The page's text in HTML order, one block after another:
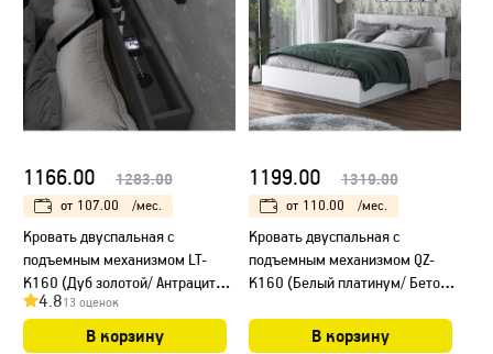
1166.00 1283.00
от 107.00 /мес.
Кровать двуспальная с
подъемным механизмом LT-
К160 (Дуб золотой/ Антрацит)
Ш1664 В927 Г2170
4.813 оценок
В корзину
1199.00 1319.00
от 110.00 /мес.
Кровать двуспальная с
подъемным механизмом QZ-
К160 (Белый платинум/ Бетон)
В корзину